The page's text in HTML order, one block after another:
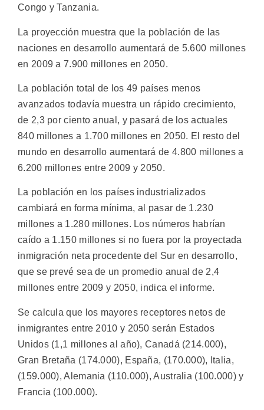
Congo y Tanzania.
La proyección muestra que la población de las
naciones en desarrollo aumentará de 5.600 millones
en 2009 a 7.900 millones en 2050.
La población total de los 49 países menos
avanzados todavía muestra un rápido crecimiento,
de 2,3 por ciento anual, y pasará de los actuales
840 millones a 1.700 millones en 2050. El resto del
mundo en desarrollo aumentará de 4.800 millones a
6.200 millones entre 2009 y 2050.
La población en los países industrializados
cambiará en forma mínima, al pasar de 1.230
millones a 1.280 millones. Los números habrían
caído a 1.150 millones si no fuera por la proyectada
inmigración neta procedente del Sur en desarrollo,
que se prevé sea de un promedio anual de 2,4
millones entre 2009 y 2050, indica el informe.
Se calcula que los mayores receptores netos de
inmigrantes entre 2010 y 2050 serán Estados
Unidos (1,1 millones al año), Canadá (214.000),
Gran Bretaña (174.000), España, (170.000), Italia,
(159.000), Alemania (110.000), Australia (100.000) y
Francia (100.000).